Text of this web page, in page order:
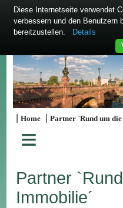
|Home |Partner `Rund um
≡
Partner
Immobilie´
Diese Internetseite verwendet
verbessern und den Benutzern
bereitzustellen.
Details